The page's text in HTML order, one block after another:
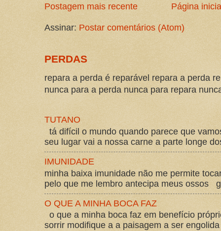
Postagem mais recente Página
Assinar: Postar comentários (Atom)
PERDAS
repara a perda é reparável repara a perda
nunca para a perda nunca para repara
TUTANO
tá difícil o mundo quando parece que
seu lugar vai a nossa carne a parte longe
IMUNIDADE
minha baixa imunidade não me permite
pelo que me lembro antecipa meus ossos
O QUE A MINHA BOCA FAZ
o que a minha boca faz em benefício
sorrir modifique a a paisagem a ser